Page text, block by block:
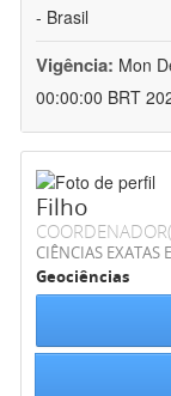
- Brasil
Vigência: Mon
00:00:00 BRT
Filho
CIÊNCIAS EXATAS
Geociências